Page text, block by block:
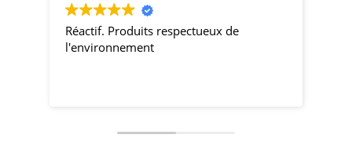
Réactif. Produits respectueux de
l'environnement